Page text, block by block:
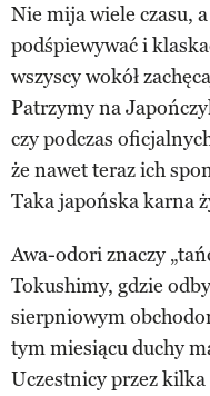
Nie mija wiele czasu,
podśpiewywać i
wszyscy wokół
Patrzymy na
czy podczas
że nawet teraz ich
Taka japońska karna
Awa-odori znaczy
Tokushimy, gdzie
sierpniowym
tym miesiącu duchy
Uczestnicy przez